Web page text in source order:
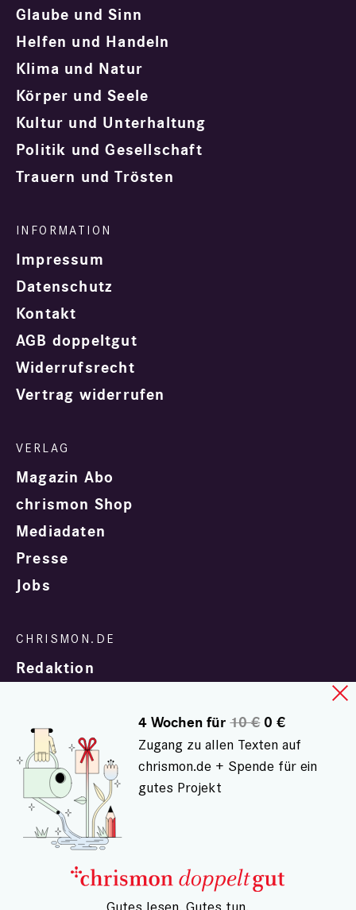
Glaube und Sinn
Helfen und Handeln
Klima und Natur
Körper und Seele
Kultur und Unterhaltung
Politik und Gesellschaft
Trauern und Trösten
Impressum
Datenschutz
Kontakt
AGB doppeltgut
Widerrufsrecht
Vertrag widerrufen
Magazin Abo
chrismon Shop
Mediadaten
Presse
Jobs
Redaktion
In Zusammenarbeit mit
© chrismon.de 2001 - 2026
Alle Rechte vorbehalten.
4 Wochen für10 €0 €
Zugang zu allen Texten auf
chrismon.de + Spende für ein
gutes Projekt
– Gutes lesen. Gutes tun.